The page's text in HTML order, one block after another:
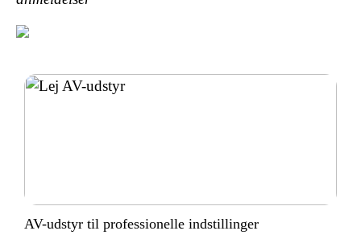
AV-udstyr til professionelle indstillinger